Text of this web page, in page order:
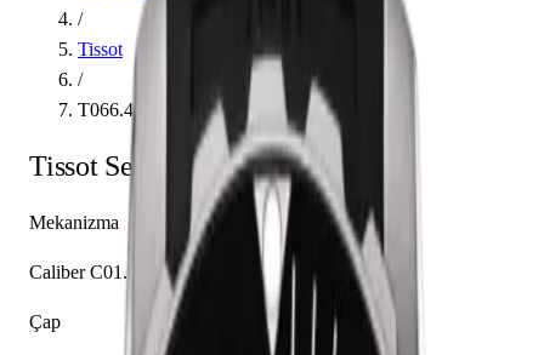
/
Tissot
/
T066.427.17.057.02
Tissot Seastar T066.427.17.057.02
Mekanizma
Caliber C01.211
Çap